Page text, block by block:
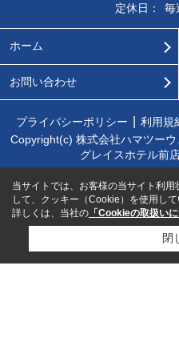
定休日：
毎
ホーム
お問い合わせ
プライバシーポリシー 利用規
Copyright(c) 株式会社ハマツー
グレイスホテル前
当サイトでは、お客様の当サイト利
して、クッキー（Cookie）を使用して
詳しくは、当社の 「Cookieの取扱いに
閉